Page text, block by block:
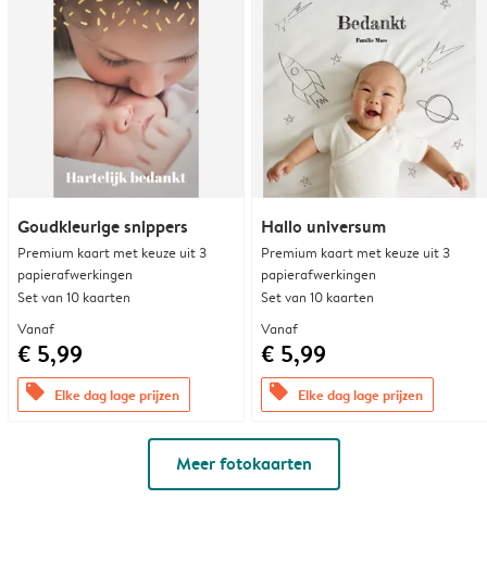
Goudkleurige snippers
Premium kaart met keuze uit 3
papierafwerkingen
Set van 10 kaarten
Vanaf
€ 5,99
offers Elke dag lage prijzen
Hallo universum
Premium kaart met keuze uit 3
papierafwerkingen
Set van 10 kaarten
Vanaf
€ 5,99
offers Elke dag lage prijzen
Meer fotokaarten